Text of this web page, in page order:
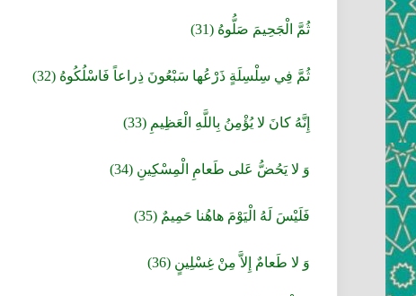
ثُمَّ الْجَحِيمَ صَلُّوهُ (31)
ثُمَّ فِي سِلْسِلَةٍ ذَرْعُها سَبْعُونَ ذِراعاً فَاسْلُكُوهُ (32)
إِنَّهُ كانَ لا يُؤْمِنُ بِاللَّهِ الْعَظِيمِ (33)
وَ لا يَحُضُّ عَلى‏ طَعامِ الْمِسْكِينِ (34)
فَلَيْسَ لَهُ الْيَوْمَ هاهُنا حَمِيمٌ (35)
وَ لا طَعامٌ إِلاَّ مِنْ غِسْلِينٍ (36)